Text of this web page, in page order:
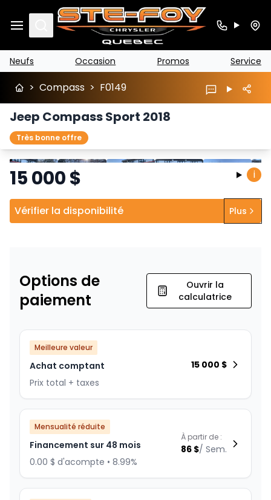
Search
Neufs Occasion Promos Service
> Compass > F0149
Jeep Compass Sport 2018
Très bonne offre
ArrêterPrécédent
Suivant
15 000$ i
Vérifier la disponibilité Plus
Options de
paiement
Ouvrir la
calculatrice
Meilleure valeur
Achat comptant
Prix total + taxes
15 000 $
Mensualité réduite
Financement sur 48 mois
0.00 $ d'acompte • 8.99%
À partir de :
86 $/ Sem.